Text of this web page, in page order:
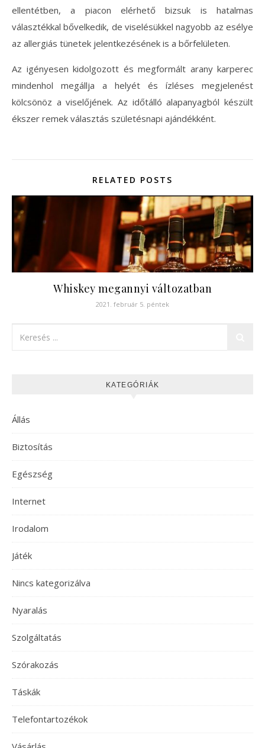
ellentétben, a piacon elérhető bizsuk is hatalmas
választékkal bővelkedik, de viselésükkel nagyobb az esélye
az allergiás tünetek jelentkezésének is a bőrfelületen.
Az igényesen kidolgozott és megformált arany karperec
mindenhol megállja a helyét és ízléses megjelenést
kölcsönöz a viselőjének. Az időtálló alapanyagból készült
ékszer remek választás születésnapi ajándékként.
RELATED POSTS
Whiskey megannyi változatban
2021. február 5. péntek
KATEGÓRIÁK
Állás
Biztosítás
Egészség
Internet
Irodalom
Játék
Nincs kategorizálva
Nyaralás
Szolgáltatás
Szórakozás
Táskák
Telefontartozékok